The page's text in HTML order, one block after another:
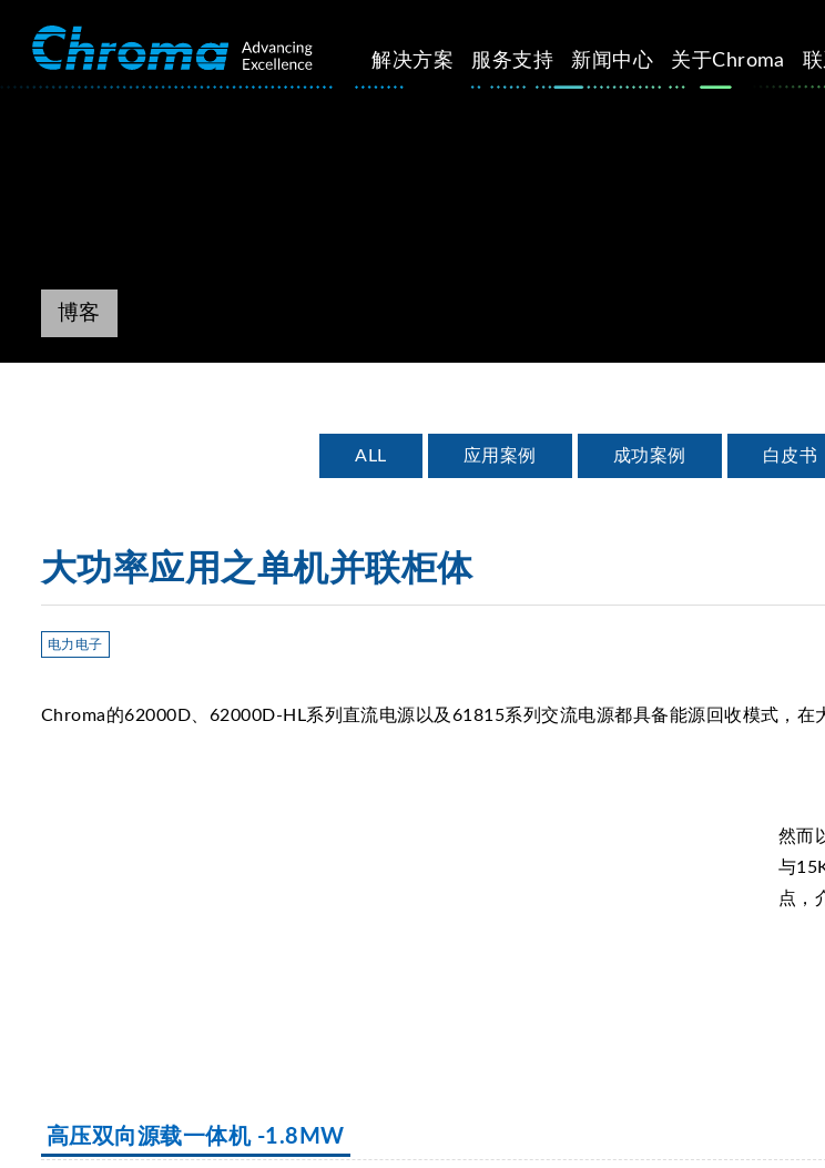
解决方案 服务支持 新闻中心 关于Chroma
博客
ALL 应用案例 成功案例 白皮书
大功率应用之单机并联柜体
电力电子
Chroma的62000D、62000D-HL系列直流电源以及61815系列交流电源都具备能源回收模式，在
然而
与
点，
高压双向源载一体机 -1.8MW